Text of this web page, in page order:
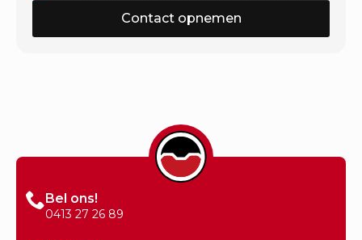
Contact opnemen
Bel ons!
0413 27 26 89